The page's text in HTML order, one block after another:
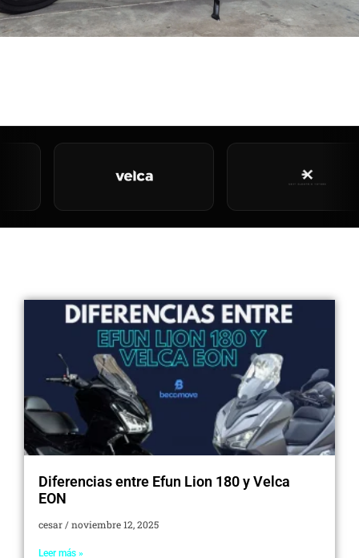
Diferencias entre Efun Lion 180 y Velca
EON
cesar noviembre 12, 2025
Leer más »